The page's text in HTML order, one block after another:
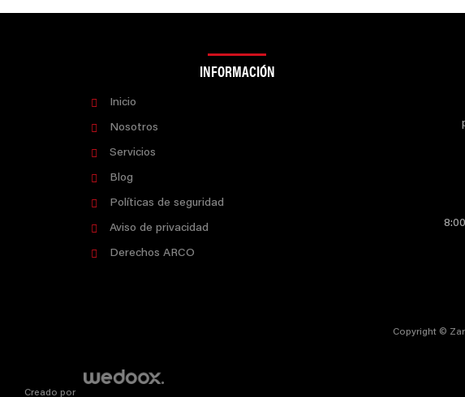
INFORMACIÓN
Inicio
Nosotros
Servicios
Blog
Políticas de seguridad
Aviso de privacidad
Derechos ARCO
Copyright ©
Creado por